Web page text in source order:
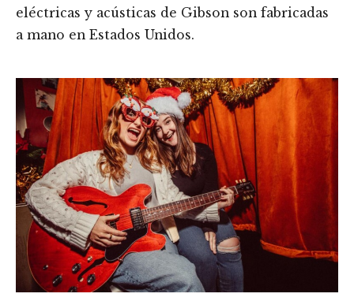
eléctricas y acústicas de Gibson son fabricadas
a mano en Estados Unidos.